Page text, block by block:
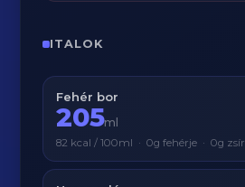
ITALOK
Fehér bor
205ml
82 kcal / 100ml · 0g fehérje · 0g zsír